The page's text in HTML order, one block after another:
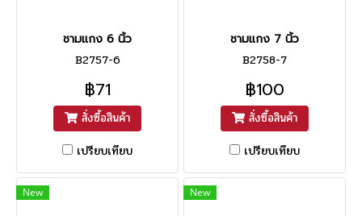
ชามแกง 6 นิ้ว
B2757-6
฿71
สั่งซื้อสินค้า
เปรียบเทียบ
ชามแกง 7 นิ้ว
B2758-7
฿100
สั่งซื้อสินค้า
เปรียบเทียบ
New New